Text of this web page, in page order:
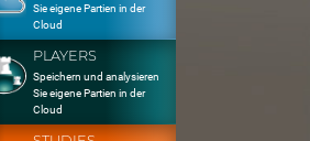
Sie eigene Partien in der
Cloud
PLAYERS
Speichern und analysieren
Sie eigene Partien in der
Cloud